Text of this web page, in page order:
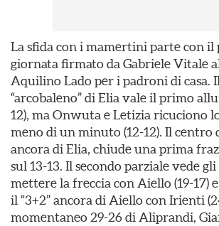
La sfida con i mamertini parte con il
giornata firmato da Gabriele Vitale
Aquilino Lado per i padroni di casa.
“arcobaleno” di Elia vale il primo
12), ma Onwuta e Letizia ricuciono
meno di un minuto (12-12). Il centro
ancora di Elia, chiude una prima
sul 13-13. Il secondo parziale vede
mettere la freccia con Aiello (19-17)
il “3+2” ancora di Aiello con Irienti
momentaneo 29-26 di Aliprandi,